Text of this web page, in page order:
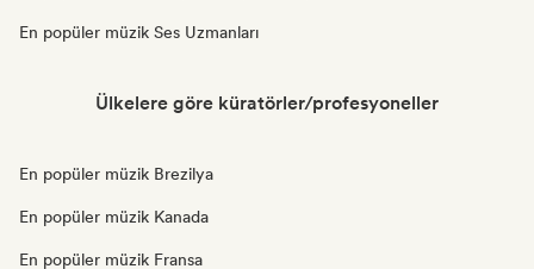
En popüler müzik Ses Uzmanları
Ülkelere göre küratörler/profesyoneller
En popüler müzik Brezilya
En popüler müzik Kanada
En popüler müzik Fransa